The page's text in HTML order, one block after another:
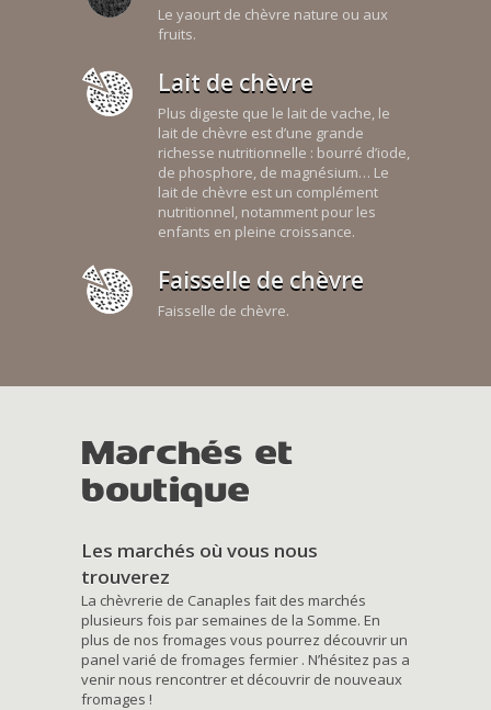
Le yaourt de chèvre nature ou aux
fruits.
Lait de chèvre
Plus digeste que le lait de vache, le
lait de chèvre est d’une grande
richesse nutritionnelle : bourré d’iode,
de phosphore, de magnésium… Le
lait de chèvre est un complément
nutritionnel, notamment pour les
enfants en pleine croissance.
Faisselle de chèvre
Faisselle de chèvre.
Marchés et
boutique
Les marchés où vous nous
trouverez
La chèvrerie de Canaples fait des marchés
plusieurs fois par semaines de la Somme. En
plus de nos fromages vous pourrez découvrir un
panel varié de fromages fermier . N’hésitez pas a
venir nous rencontrer et découvrir de nouveaux
fromages !